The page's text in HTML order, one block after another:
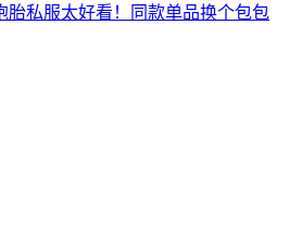
胎私服太好看！同款单品换个包包